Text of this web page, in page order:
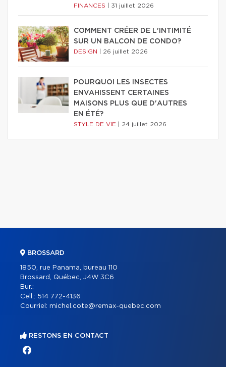
FINANCES 31 juillet 2026
COMMENT CRÉER DE L'INTIMITÉ
SUR UN BALCON DE CONDO?
DESIGN 26 juillet 2026
POURQUOI LES INSECTES
ENVAHISSENT CERTAINES
MAISONS PLUS QUE D'AUTRES
EN ÉTÉ?
STYLE DE VIE 24 juillet 2026
BROSSARD
1850, rue Panama, bureau 110
Brossard, Québec, J4W 3C6
Bur.:
Cell.: 514 772-4136
Courriel: michel.cote@remax-quebec.com
RESTONS EN CONTACT